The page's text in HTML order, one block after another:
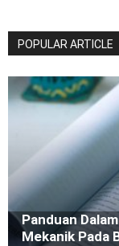
POPULAR ARTICLE
Panduan
Mekanik Pada